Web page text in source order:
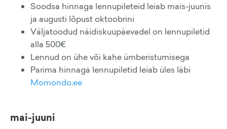
Soodsa hinnaga lennupileteid leiab mais-juunis
ja augusti lõpust oktoobrini
Väljatoodud näidiskuupäevadel on lennupiletid
alla 500€
Lennud on ühe või kahe ümberistumisega
Parima hinnaga lennupiletid leiab üles läbi
Momondo.ee
mai-juuni